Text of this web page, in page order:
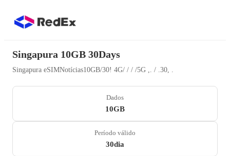
Singapura 10GB 30Days
Singapura eSIMNotícias10GB/30! 4G/ / / /5G ,. / .30, .
Dados
10GB
Período válido
30dia